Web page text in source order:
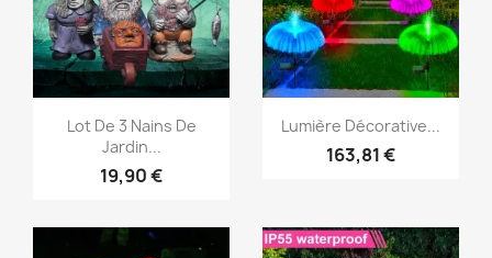
Aperçu rapide
Lot De 3 Nains De
Jardin...
19,90 €
Aperçu rapide
Lumière Décorative...
163,81 €